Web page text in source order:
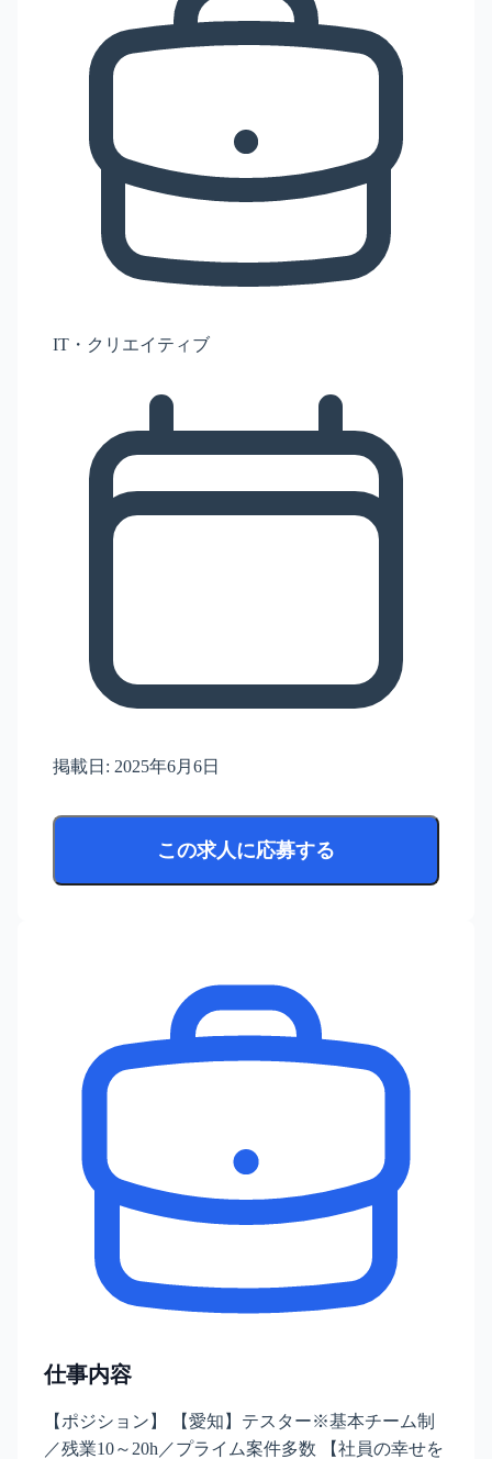
IT・クリエイティブ
掲載日: 2025年6月6日
この求人に応募する
仕事内容
【ポジション】 【愛知】テスター※基本チーム制
／残業10～20h／プライム案件多数 【社員の幸せを